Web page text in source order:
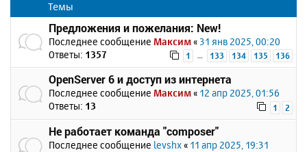
Темы
Предложения и пожелания: New!
Последнее сообщение Максим « 31 янв 2025, 00:20
Ответы: 1357 1 … 133 134 135 136
OpenServer 6 и доступ из интернета
Последнее сообщение Максим « 12 апр 2025, 01:56
Ответы: 13 1 2
Не работает команда "composer"
Последнее сообщение levshx « 11 апр 2025, 19:31